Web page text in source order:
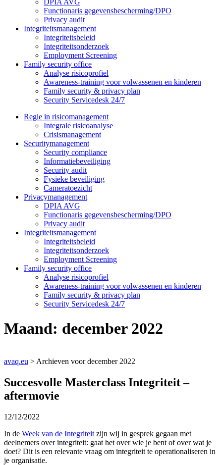
DPIA AVG
Functionaris gegevensbescherming/DPO
Privacy audit
Integriteitsmanagement
Integriteitsbeleid
Integriteitsonderzoek
Employment Screening
Family security office
Analyse risicoprofiel
Awareness-training voor volwassenen en kinderen
Family security & privacy plan
Security Servicedesk 24/7
Regie in risicomanagement
Integrale risicoanalyse
Crisismanagement
Securitymanagement
Security compliance
Informatiebeveiliging
Security audit
Fysieke beveiliging
Cameratoezicht
Privacymanagement
DPIA AVG
Functionaris gegevensbescherming/DPO
Privacy audit
Integriteitsmanagement
Integriteitsbeleid
Integriteitsonderzoek
Employment Screening
Family security office
Analyse risicoprofiel
Awareness-training voor volwassenen en kinderen
Family security & privacy plan
Security Servicedesk 24/7
Maand: december 2022
avaq.eu > Archieven voor december 2022
Succesvolle Masterclass Integriteit –
aftermovie
12/12/2022
In de Week van de Integriteit zijn wij in gesprek gegaan met
deelnemers over integriteit: gaat het over wie je bent of over wat je
doet? Dit is een relevante vraag om integriteit te operationaliseren in
je organisatie.